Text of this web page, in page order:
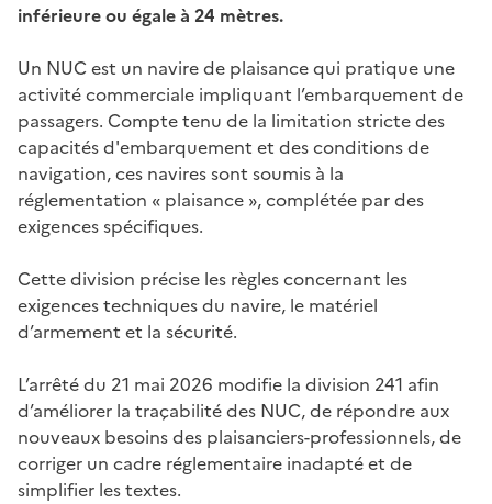
inférieure ou égale à 24 mètres.
Un NUC est un navire de plaisance qui pratique une
activité commerciale impliquant l’embarquement de
passagers. Compte tenu de la limitation stricte des
capacités d'embarquement et des conditions de
navigation, ces navires sont soumis à la
réglementation « plaisance », complétée par des
exigences spécifiques.
Cette division précise les règles concernant les
exigences techniques du navire, le matériel
d’armement et la sécurité.
L’arrêté du 21 mai 2026 modifie la division 241 afin
d’améliorer la traçabilité des NUC, de répondre aux
nouveaux besoins des plaisanciers-professionnels, de
corriger un cadre réglementaire inadapté et de
simplifier les textes.